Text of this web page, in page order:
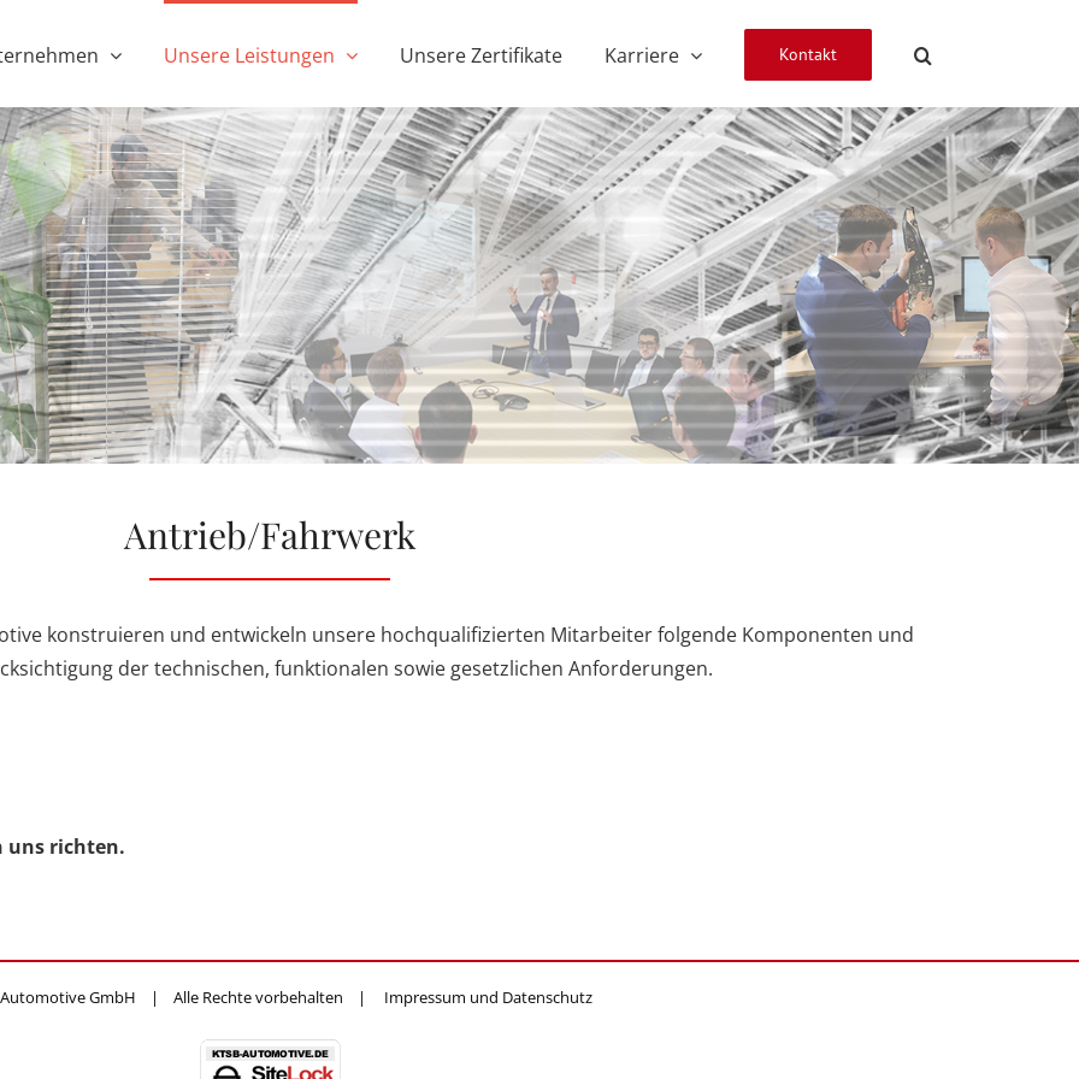
Unsere Leistungen Unsere Zertifikate Karriere Kontakt
Antrieb/Fahrwerk
konstruieren und entwickeln unsere hochqualifizierten Mitarbeiter folgende Komponenten und
der technischen, funktionalen sowie gesetzlichen Anforderungen.
uns richten.
Automotive GmbH | Alle Rechte vorbehalten | Impressum und Datenschutz